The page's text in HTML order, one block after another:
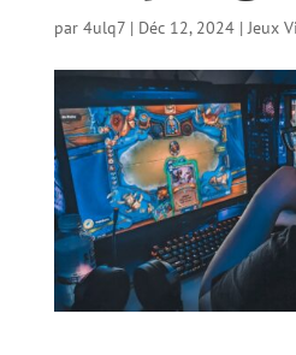
par 4ulq7| Déc 12, 2024|Jeux